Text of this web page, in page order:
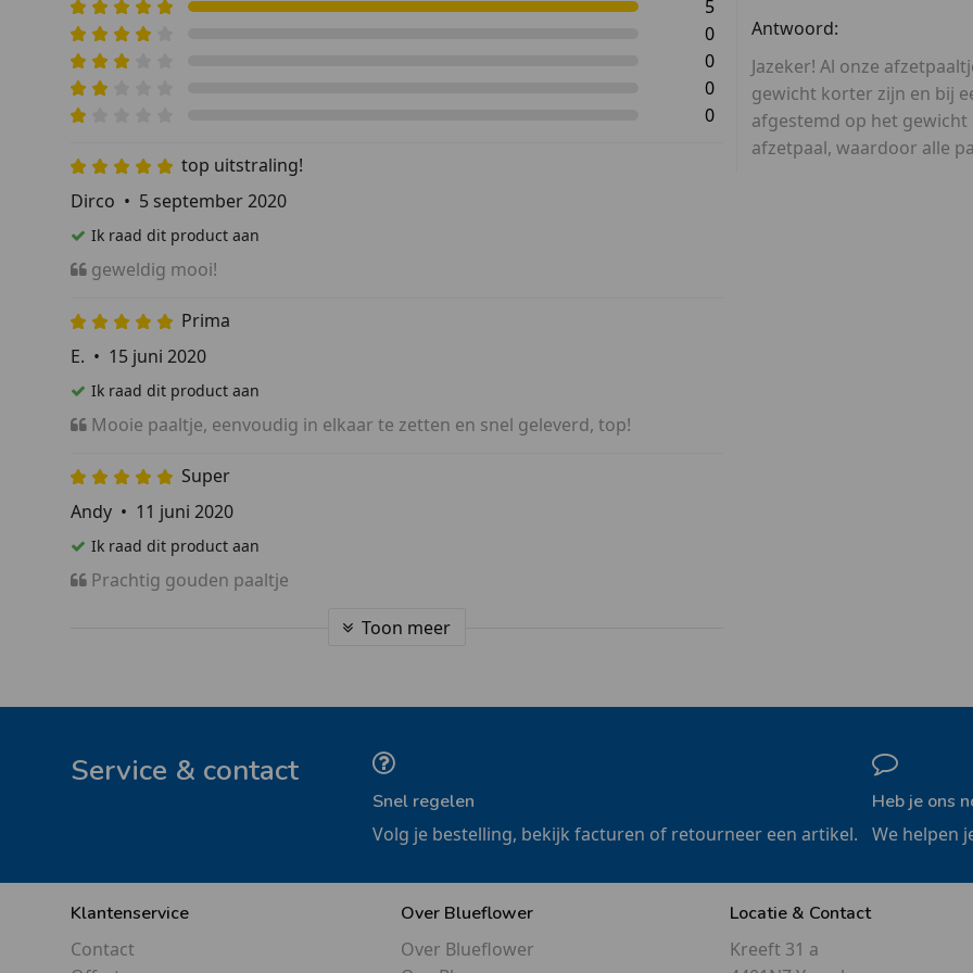
moderne uitstraling en zijn ook met diverse kleuren trekband te verkrijgen.
Daarnaast is het trekband te bedrukken en dus te personaliseren met uw
eigen logo of tekst. Ook verkopen we moderne afzetpaaltjes en afzetpaaltjes
met een asbak/kauwgombak.
5
0
0
0
0
top uitstraling!
Dirco • 5 september 2020
Ik raad dit product aan
geweldig mooi!
Prima
E. • 15 juni 2020
Ik raad dit product aan
Mooie paaltje, eenvoudig in elkaar te zetten en snel geleverd, top!
Super
Andy • 11 juni 2020
Ik raad dit product aan
Prachtig gouden paaltje
Toon meer
Antwoord:
Jazeker! Al onze
gewicht korter zijn en bij
afgestemd op het
afzetpaal, waardoor alle
Service & contact
Snel regelen
Volg je bestelling, bekijk facturen of retourneer een artikel.
Heb je ons
We helpen
Klantenservice
Contact
Over Blueflower
Over Blueflower
Locatie & Contact
Kreeft 31 a